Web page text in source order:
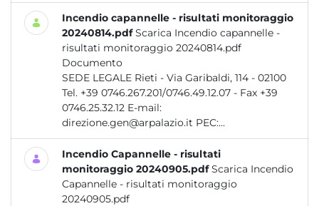
Incendio capannelle - risultati monitoraggio
20240814.pdf Scarica Incendio capannelle -
risultati monitoraggio 20240814.pdf
Documento
SEDE LEGALE Rieti - Via Garibaldi, 114 - 02100
Tel. +39 0746.267.201/0746.49.12.07 - Fax +39
0746.25.32.12 E-mail:
direzione.gen@arpalazio.it PEC:...
Incendio Capannelle - risultati
monitoraggio 20240905.pdf Scarica Incendio
Capannelle - risultati monitoraggio
20240905.pdf